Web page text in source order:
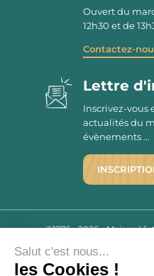
Ouvert du
12h30 et de
Contactez-
Lettre
Inscrivez-vous
actualités du
évènements ...
©1976 - 2026 - Maison
Qui sommes-nous ?
Mentions légales
Salut c'est nous...
les Cookies !